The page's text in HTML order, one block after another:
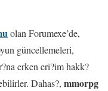
olan Forumexe’de,
güncellemeleri,
erken eri?im hakk?
Dahas?, mmorpg